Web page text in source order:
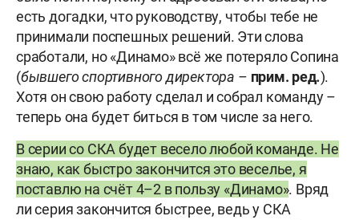
есть догадки, что руководству, чтобы тебе не
принимали поспешных решений. Эти слова
сработали, но «Динамо» всё же потеряло Сопина
(бывшегоспортивногодиректора – прим. ред.).
Хотя он свою работу сделал и собрал команду –
теперь она будет биться в том числе за него.
В серии со СКА будет весело любой команде. Не
знаю, как быстро закончится это веселье, я
поставлю на счёт 4–2 в пользу «Динамо». Вряд
ли серия закончится быстрее, ведь у СКА